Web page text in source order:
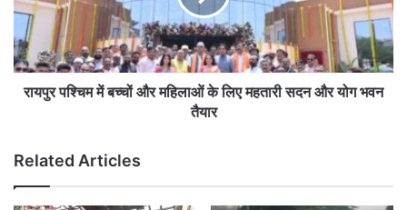
श्चि
में
ब
च्चों
हि
ला
ओं
रायपुर पश्चिम में बच्चों और महिलाओं के लिए महतारी सदन और योग भवन
तैयार
Related Articles